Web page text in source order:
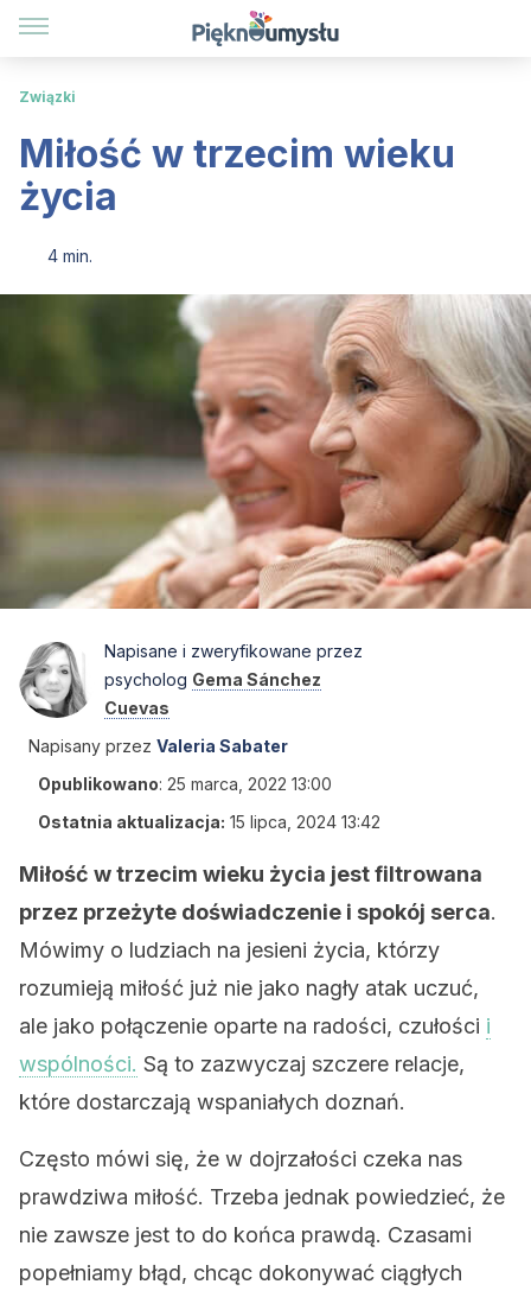
Związki
Miłość w trzecim wieku
życia
4 min.
Napisane i zweryfikowane przez
psycholog Gema Sánchez
Cuevas
Napisany przez Valeria Sabater
Opublikowano: 25 marca, 2022 13:00
Ostatnia aktualizacja: 15 lipca, 2024 13:42
Miłość w trzecim wieku życia jest filtrowana
przez przeżyte doświadczenie i spokój serca.
Mówimy o ludziach na jesieni życia, którzy
rozumieją miłość już nie jako nagły atak uczuć,
ale jako połączenie oparte na radości, czułości i
wspólności. Są to zazwyczaj szczere relacje,
które dostarczają wspaniałych doznań.
Często mówi się, że w dojrzałości czeka nas
prawdziwa miłość. Trzeba jednak powiedzieć, że
nie zawsze jest to do końca prawdą. Czasami
popełniamy błąd, chcąc dokonywać ciągłych